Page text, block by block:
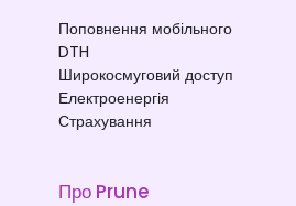
Поповнення мобільного
DTH
Широкосмуговий доступ
Електроенергія
Страхування
Про Prune